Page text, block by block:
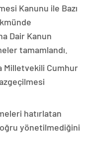
Kanunu ile Bazı
Dair Kanun
tamamlandı.
Milletvekili Cumhur
hatırlatan
yönetilmediğini